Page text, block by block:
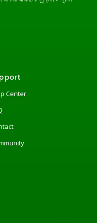
Center